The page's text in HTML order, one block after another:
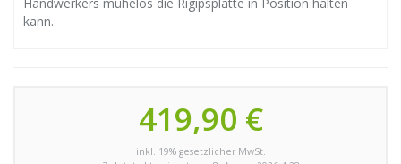
kann.
419,90 €
inkl. 19% gesetzlicher MwSt.